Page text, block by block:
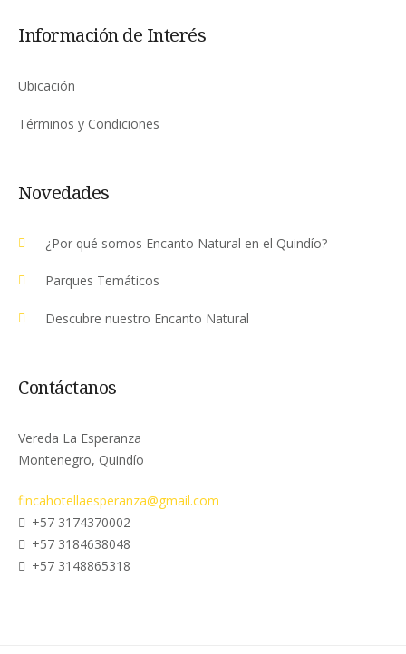
Información de Interés
Ubicación
Términos y Condiciones
Novedades
¿Por qué somos Encanto Natural en el Quindío?
Parques Temáticos
Descubre nuestro Encanto Natural
Contáctanos
Vereda La Esperanza
Montenegro, Quindío
fincahotellaesperanza@gmail.com
+57 3174370002
+57 3184638048
+57 3148865318